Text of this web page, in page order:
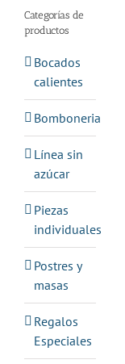
Categorías de
productos
Bocados
calientes
Bomboneria
Línea sin
azúcar
Piezas
individuales
Postres y
masas
Regalos
Especiales